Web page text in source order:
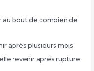
au bout de combien de
après plusieurs mois
revenir après rupture